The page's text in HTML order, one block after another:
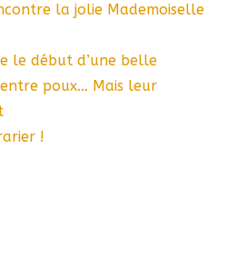
la jolie Mademoiselle
le début d’une belle
poux… Mais leur
!